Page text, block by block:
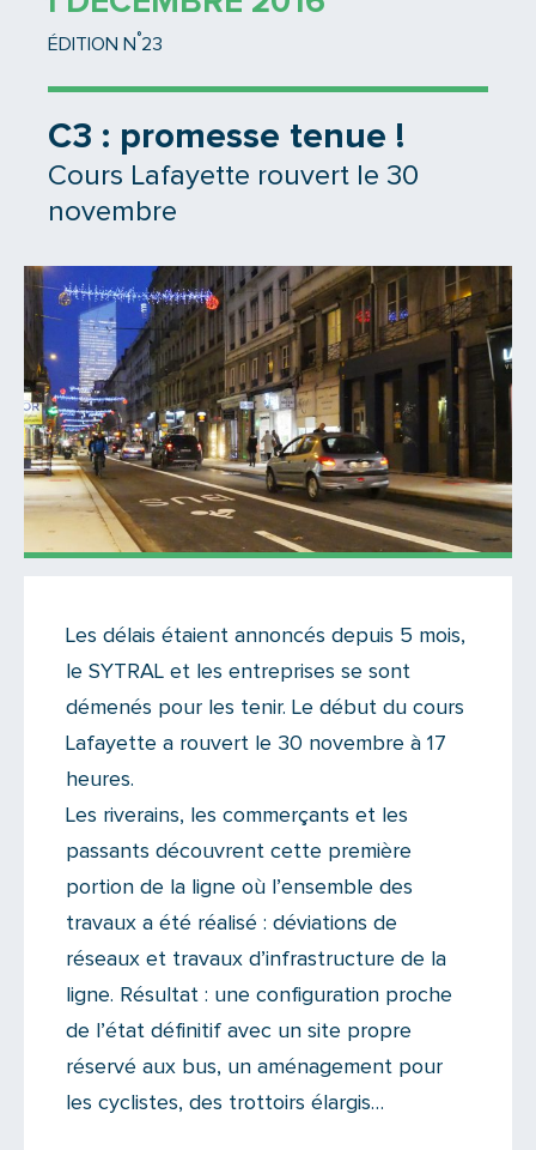
ÉDITION N °23
C3 : promesse tenue !
Cours Lafayette rouvert le 30
novembre
Il n'y a aucun commentaire...
Ajoutez le vôtre
Les délais étaient annoncés depuis 5 mois,
le SYTRAL et les entreprises se sont
démenés pour les tenir. Le début du cours
Lafayette a rouvert le 30 novembre à 17
heures.
Les riverains, les commerçants et les
passants découvrent cette première
portion de la ligne où l’ensemble des
travaux a été réalisé : déviations de
réseaux et travaux d’infrastructure de la
ligne. Résultat : une configuration proche
de l’état définitif avec un site propre
réservé aux bus, un aménagement pour
les cyclistes, des trottoirs élargis…